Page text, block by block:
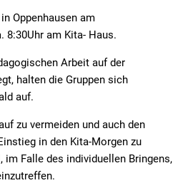
Oppenhausen am
8:30Uhr am Kita- Haus.
Arbeit auf der
halten die Gruppen sich
auf.
zu vermeiden und auch den
in den Kita-Morgen zu
Falle des individuellen Bringens,